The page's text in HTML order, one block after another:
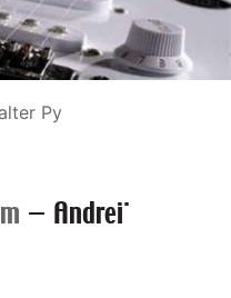
Py
— Andreï